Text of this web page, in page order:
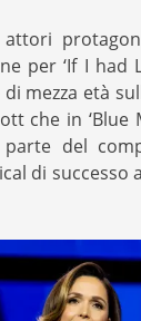
per ‘If I had
mezza età
che in ‘Blue
del
di successo